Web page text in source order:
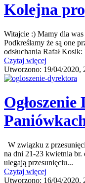
Kolejna
Witajcie :) Mamy dla
Podkreślamy że są one
odsłuchania Rafał
Czytaj więcej
Utworzono: 19/04/2020,
W związku z
na dni 21-23 kwietnia br.
ulegają przesunięciu...
Czytaj więcej
Utworzono: 16/04/2020,